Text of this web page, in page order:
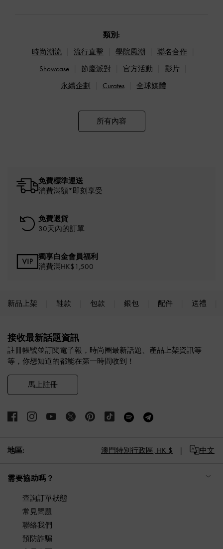
類別:
時尚潮流
流行直擊 學院風潮
聯名合作
Showcase
節慶派對 官方活動
影片
永續企劃
Curates 全球媒體
所有內容
免費標準運送
消費滿額*即刻享受
免費退貨
30天內的訂單
獨享白金會員福利
消費滿HK$1,500
新品上架 鞋款 包款 銀包 配件 送禮
接收最新話題資訊
註冊帳號並訂閱電子報，時尚圈最新話題、產品上架資訊等
等，你想知道的都能在第一時間收到！
馬上註冊
地區: 澳門特別行政區, HK $ 中文
需要協助嗎？
查詢訂單狀態
常見問題
聯絡我們
預防詐騙